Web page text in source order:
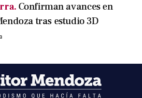
Confirman avances en
tras estudio 3D